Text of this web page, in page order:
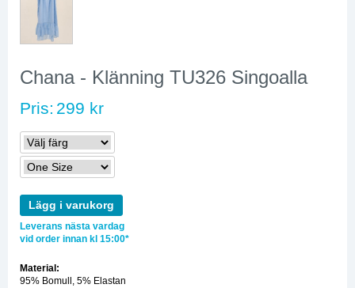
Chana - Klänning TU326 Singoalla
Pris: 299 kr
Lägg i varukorg
Leverans nästa vardag
vid order innan kl 15:00*
Material:
95% Bomull, 5% Elastan